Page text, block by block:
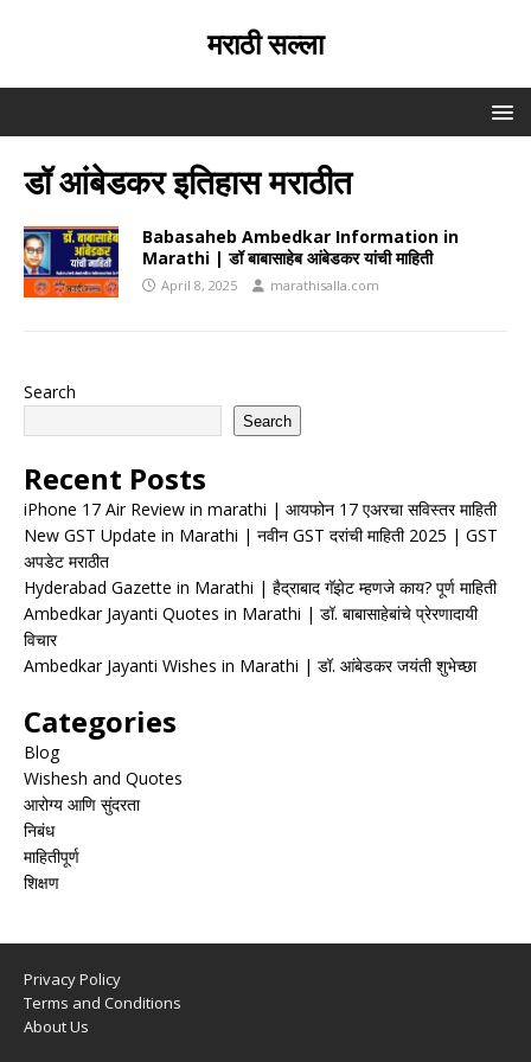
मराठी सल्ला
डॉ आंबेडकर इतिहास मराठीत
Babasaheb Ambedkar Information in
Marathi | डॉ बाबासाहेब आंबेडकर यांची माहिती
April 8, 2025 marathisalla.com
Search
Search
Recent Posts
iPhone 17 Air Review in marathi | आयफोन 17 एअरचा सविस्तर माहिती
New GST Update in Marathi | नवीन GST दरांची माहिती 2025 | GST
अपडेट मराठीत
Hyderabad Gazette in Marathi | हैद्राबाद गॅझेट म्हणजे काय? पूर्ण माहिती
Ambedkar Jayanti Quotes in Marathi | डॉ. बाबासाहेबांचे प्रेरणादायी
विचार
Ambedkar Jayanti Wishes in Marathi | डॉ. आंबेडकर जयंती शुभेच्छा
Categories
Blog
Wishesh and Quotes
आरोग्य आणि सुंदरता
निबंध
माहितीपूर्ण
शिक्षण
Privacy Policy
Terms and Conditions
About Us